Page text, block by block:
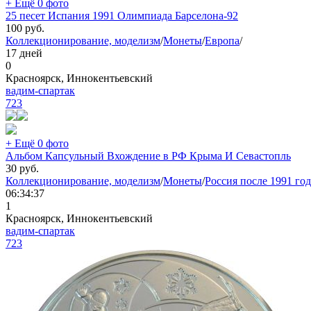
+ Ещё 0 фото
25 песет Испания 1991 Олимпиада Барселона-92
100 руб.
Коллекционирование, моделизм/Монеты/Европа/
17 дней
0
Красноярск, Иннокентьевский
вадим-спартак
723
+ Ещё 0 фото
Альбом Капсульный Вхождение в РФ Крыма И Севастопль
30 руб.
Коллекционирование, моделизм/Монеты/Россия после 1991
06:34:37
1
Красноярск, Иннокентьевский
вадим-спартак
723